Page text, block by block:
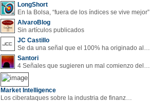
LongShort
En la Bolsa, “fuera de los índices se vive mejor”
AlvaroBlog
Sin artículos publicados
JC Castillo
Se da una señal que el 100% ha originado alzas en las bolsas
Santori
4 Señales que sugieren un mal comienzo del 3T de la economía EEUU
Market Intelligence
Los ciberataques sobre la industria de finanzas se han duplicado este año